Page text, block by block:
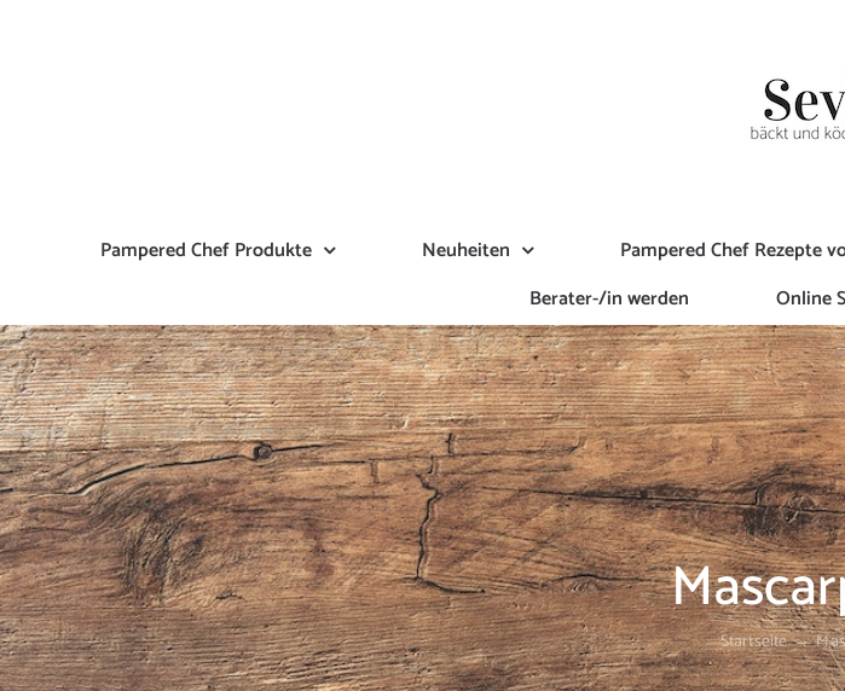
Pampered Chef Produkte Neuheiten Pampered Chef Rezepte
Berater-/in werden
Online
Startseite